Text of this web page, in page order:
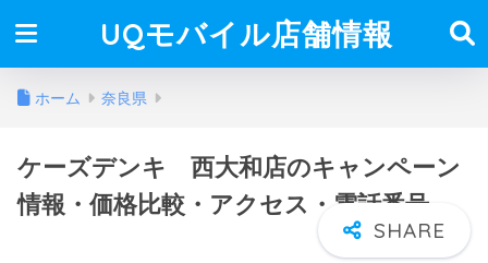
UQモバイル店舗情報
ホーム 奈良県
ケーズデンキ 西大和店のキャンペーン
情報・価格比較・アクセス・電話番号